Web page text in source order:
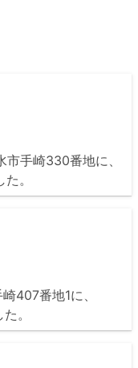
手崎330番地に、
。
407番地1に、
。